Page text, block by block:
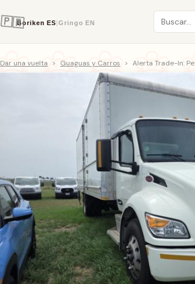
Boriken ES|Gringo EN
Dar una vuelta > Guaguas y Carros > Alerta Trade-In: